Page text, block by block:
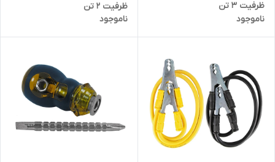
ظرفیت 3 تن
ناموجود
ظرفیت 2 تن
ناموجود